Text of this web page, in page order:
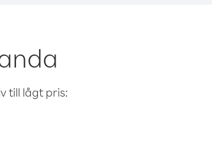
till lågt pris: